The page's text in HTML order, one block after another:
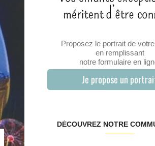
Proposez le portrait de
en remplissant
notre formulaire en
Je propose un
DÉCOUVREZ NOTRE